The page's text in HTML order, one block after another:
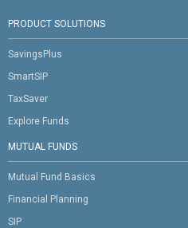
PRODUCT SOLUTIONS
SavingsPlus
SmartSIP
TaxSaver
Explore Funds
MUTUAL FUNDS
Mutual Fund Basics
Financial Planning
SIP